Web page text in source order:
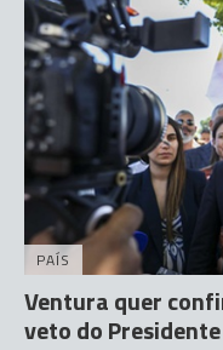
PAÍS
Ventura quer
veto do